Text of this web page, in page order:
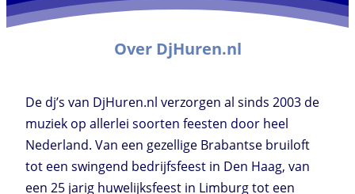
Over DjHuren.nl
De dj’s van DjHuren.nl verzorgen al sinds 2003 de
muziek op allerlei soorten feesten door heel
Nederland. Van een gezellige Brabantse bruiloft
tot een swingend bedrijfsfeest in Den Haag, van
een 25 jarig huwelijksfeest in Limburg tot een